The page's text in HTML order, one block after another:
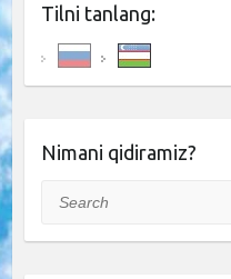
Tilni tanlang:
Nimani qidiramiz?
Search